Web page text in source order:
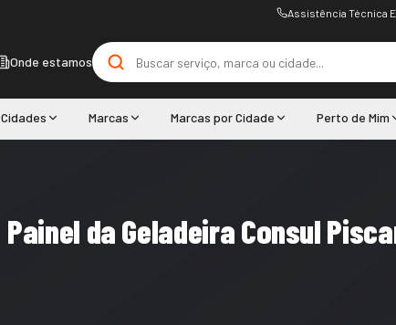
Assistência Técnica
Onde estamos
Cidades Marcas Marcas por Cidade Perto de Mim
Painel da Geladeira Consul